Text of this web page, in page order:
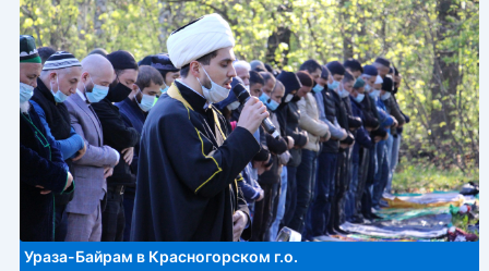
Ураза-Байрам в Красногорском г.о.